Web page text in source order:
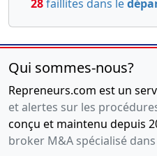
CEDANT/
CEDANT /
MME
LEFEBVRE
28faillites dans le
Qui sommes-nous?
Repreneurs.com est un
et alertes sur les
conçu et maintenu depuis
broker M&A spécialisé